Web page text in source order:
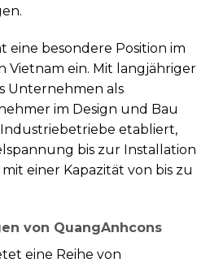
eine besondere Position im
Vietnam ein. Mit langjähriger
Unternehmen als
im Design und Bau
etabliert,
bis zur Installation
einer Kapazität von bis zu
von QuangAnhcons
eine Reihe von